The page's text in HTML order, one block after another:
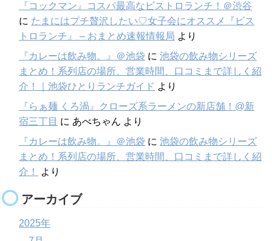
『コックマン』コスパ最高なビストロランチ！＠渋谷
に たまにはプチ贅沢したい♡女子会にオススメ『ビス
トロランチ』 – おまとめ速報情報局 より
『カレーは飲み物。』＠池袋 に 池袋の飲み物シリーズ
まとめ！系列店の場所、営業時間、口コミまで詳しく紹
介！｜池袋ひとりランチガイド より
『らぁ麺 くろ渦』クローズ系ラーメンの新店舗！@新
宿三丁目 に あべちゃん より
『カレーは飲み物。』＠池袋 に 池袋の飲み物シリーズ
まとめ！系列店の場所、営業時間、口コミまで詳しく紹
介！
より
アーカイブ
2025年